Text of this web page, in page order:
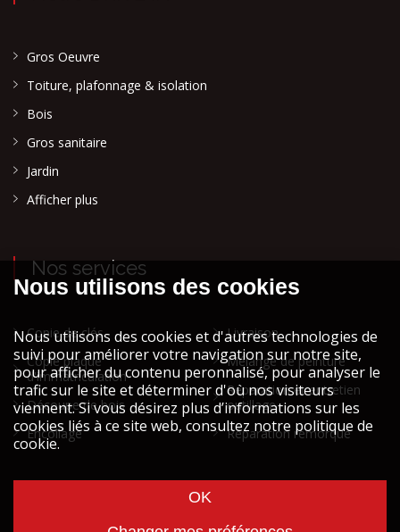
Gros Oeuvre
Toiture, plafonnage & isolation
Bois
Gros sanitaire
Jardin
Afficher plus
Nos services
Copie de clés
Copie plaque
d'immatriculation
Découpe de bois
Encollage
Livraison
Mélange de peinture
Réparation et entretien
outillage
Réparation remorque
Mentions légales STOCK ATH